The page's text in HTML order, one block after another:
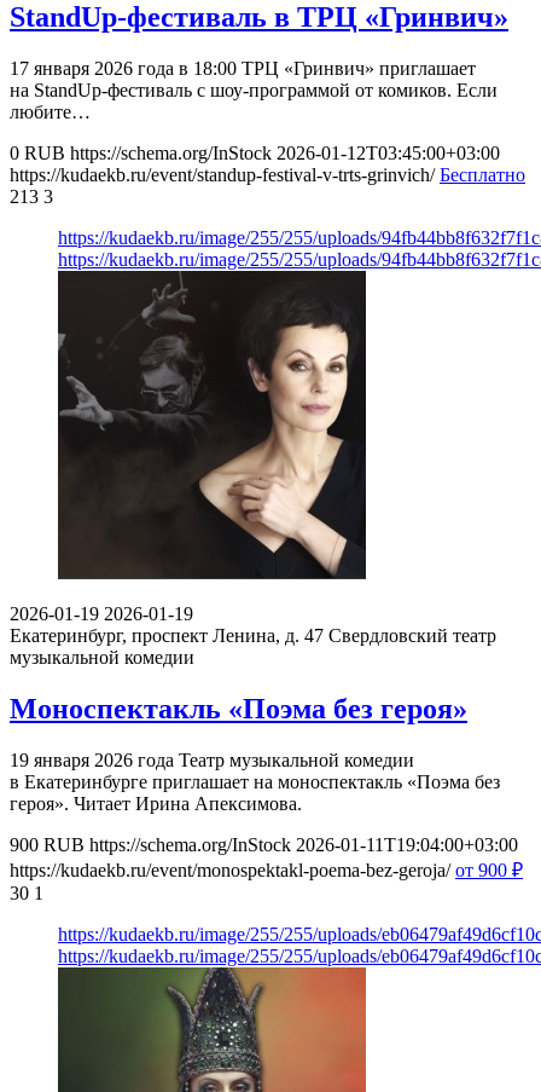
StandUp-фестиваль в ТРЦ «Гринвич»
17 января 2026 года в 18:00 ТРЦ «Гринвич» приглашает
на StandUp-фестиваль с шоу-программой от комиков. Если
любите…
0 RUB https://schema.org/InStock 2026-01-12T03:45:00+03:00
https://kudaekb.ru/event/standup-festival-v-trts-grinvich/ Бесплатно
213 3
https://kudaekb.ru/image/255/255/uploads/
https://kudaekb.ru/image/255/255/uploads/
2026-01-19 2026-01-19
Екатеринбург, проспект Ленина, д. 47 Свердловский театр
музыкальной комедии
Моноспектакль «Поэма без героя»
19 января 2026 года Театр музыкальной комедии
в Екатеринбурге приглашает на моноспектакль «Поэма без
героя». Читает Ирина Апексимова.
900 RUB https://schema.org/InStock 2026-01-11T19:04:00+03:00
https://kudaekb.ru/event/monospektakl-poema-bez-geroja/ от 900 ₽
30 1
https://kudaekb.ru/image/255/255/uploads/
https://kudaekb.ru/image/255/255/uploads/